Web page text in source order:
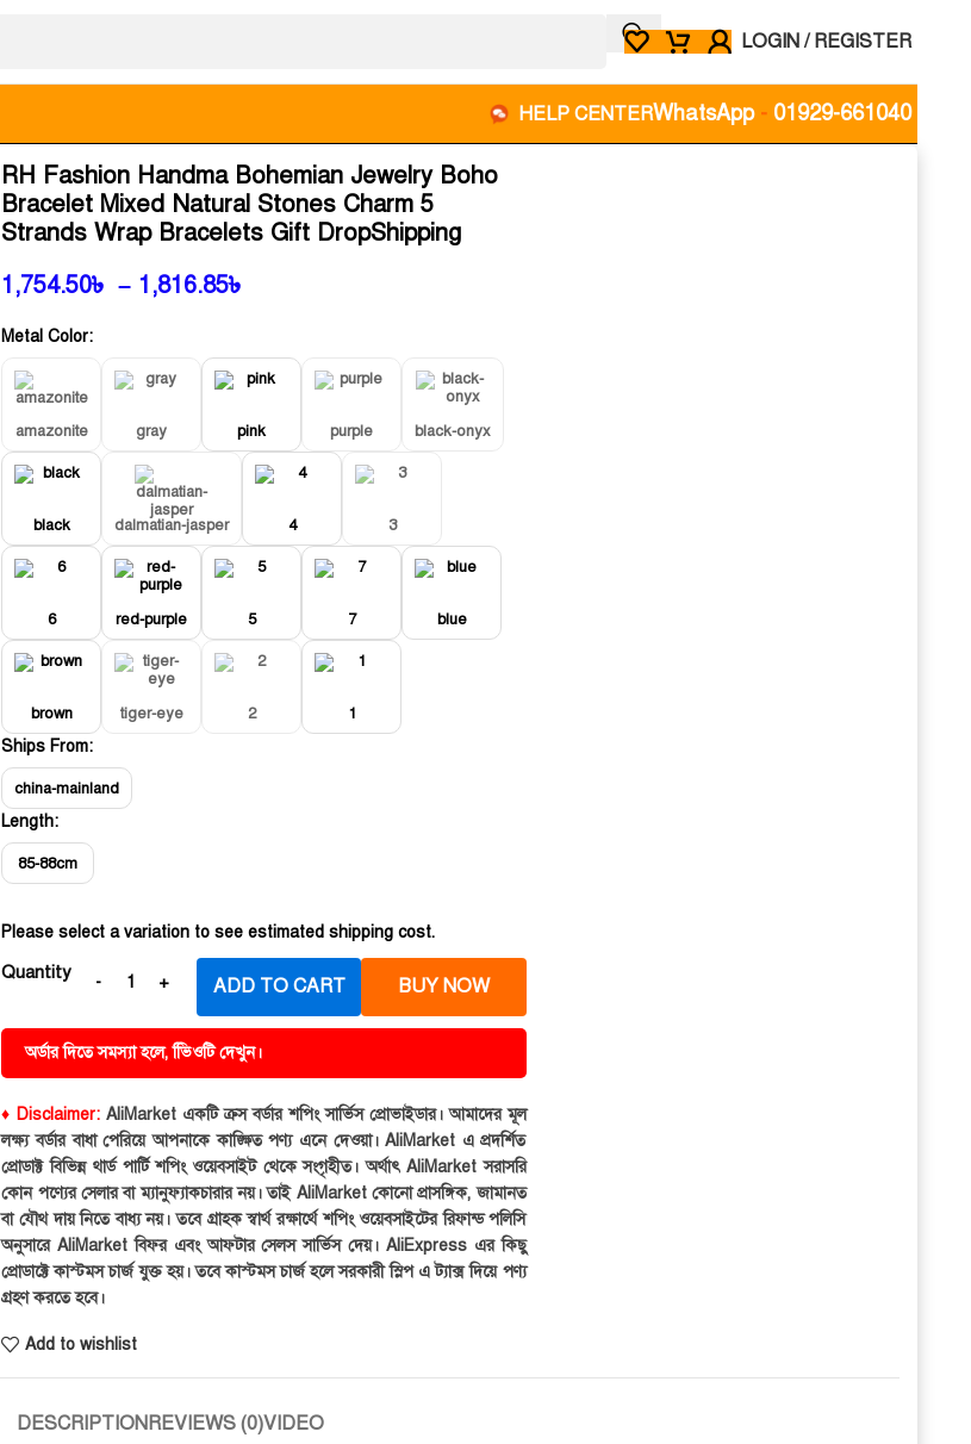
LOGIN / REGISTER
HELP CENTERWhatsApp - 01929-661040
RH Fashion Handma Bohemian Jewelry Boho
Bracelet Mixed Natural Stones Charm 5
Strands Wrap Bracelets Gift DropShipping
1,754.50৳ – 1,816.85৳
Metal Color:
amazonite gray pink purple black-onyx
black dalmatian-jasper 4 3
6 red-purple 5 7 blue
brown tiger-eye 2 1
Ships From:
china-mainland
Length:
85-88cm
Please select a variation to see estimated shipping cost.
Quantity
ADD TO CART BUY NOW
অর্ডার দিতে সমস্যা হলে, ভিিওটি দেখুন।
♦ Disclaimer:AliMarket একটি ক্রস বর্ডার শপিং সার্ভিস প্রোভাইডার। আমাদের মূল
লক্ষ্য বর্ডার বাধা পেরিয়ে আপনাকে কাঙ্ক্ষিত পণ্য এনে দেওয়া। AliMarket এ প্রদর্শিত
প্রোডাক্ট বিভিন্ন থার্ড পার্টি শপিং ওয়েবসাইট থেকে সংগৃহীত। অর্থাৎ AliMarket সরাসরি
কোন পণ্যের সেলার বা ম্যানুফ্যাকচারার নয়। তাই AliMarket কোনো প্রাসঙ্গিক, জামানত
বা যৌথ দায় নিতে বাধ্য নয়। তবে গ্রাহক স্বার্থ রক্ষার্থে শপিং ওয়েবসাইটের রিফান্ড পলিসি
অনুসারে AliMarket বিফর এবং আফটার সেলস সার্ভিস দেয়। AliExpress এর কিছু
প্রোডাক্টে কাস্টমস চার্জ যুক্ত হয়। তবে কাস্টমস চার্জ হলে সরকারী স্লিপ এ ট্যাক্স দিয়ে পণ্য
গ্রহণ করতে হবে।
Add to wishlist
DESCRIPTIONREVIEWS (0)VIDEO